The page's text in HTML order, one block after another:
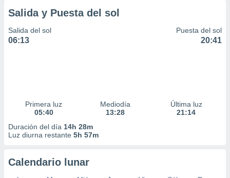
Salida y Puesta del sol
Salida del sol
06:13
Puesta del sol
20:41
Primera luz
05:40
Mediodía
13:28
Última luz
21:14
Duración del día 14h 28m
Luz diurna restante 5h 57m
Calendario lunar